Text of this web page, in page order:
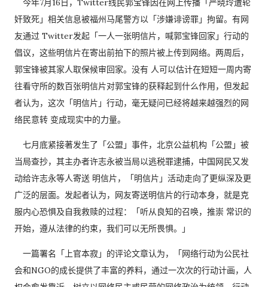
今年7月16日，Twitter线民郭宝锋因在网上传播「严晓玲遭轮
奸致死」相关信息被福州马尾警方以「涉嫌诽谤罪」拘留。有网
友通过 Twitter发起「一人一张明信片，喊郭宝锋回家」行动的
倡议，这些明信片在寄出前拍下的照片被上传到网络。两周后，
郭宝锋被其家人取保候审回家。没有 人可以估计在短短一周内寄
往看守所的数百张明信片对郭宝锋的获释起到什么作用，但发起
者认为，这次「明信片」行动，毫无疑问已经将越来越强烈的网
络民意转 变成现实中的力量。
七月底紧接著发生了「公盟」事件，北京公益机构「公盟」被
当局查抄，其主办者许志永被当局以逃税罪逮捕，中国网民又发
动给许志永等人寄送 明信片，「明信片」活动走向了更纵深及更
广泛的层面。发起者认为，网友寄送明信片的行动本身，就是克
服内心恐惧及自我救赎的过程：「听从良知的召唤，推崇 常识的
开始，遵从法律的约束，我们可以无所畏惧。」
一篇署名「上官本寂」的评论文章认为，「网络行动为公民社
会和NGO的成长提供了丰富的养料，通过一次次的行动计画，人